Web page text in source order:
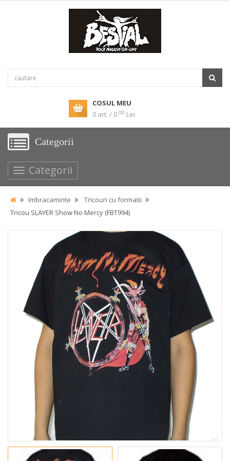
COSUL MEU
0 art. / 0 00 Lei
Categorii
Categorii
Imbracaminte
Tricouri cu formatii
Tricou SLAYER Show No Mercy (FBT994)